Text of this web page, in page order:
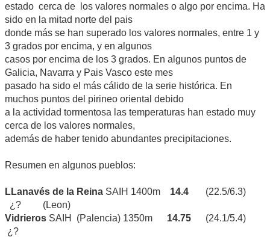
estado cerca de los valores normales o algo por encima. Ha
sido en la mitad norte del pais
donde más se han superado los valores normales, entre 1 y
3 grados por encima, y en algunos
casos por encima de los 3 grados. En algunos puntos de
Galicia, Navarra y Pais Vasco este mes
pasado ha sido el más cálido de la serie histórica. En
muchos puntos del pirineo oriental debido
a la actividad tormentosa las temperaturas han estado muy
cerca de los valores normales,
además de haber tenido abundantes precipitaciones.
Resumen en algunos pueblos:
LLanavés de la Reina SAIH 1400m 14.4 (22.5/6.3)
¿? (Leon)
Vidrieros SAIH (Palencia) 1350m 14.75 (24.1/5.4)
¿?